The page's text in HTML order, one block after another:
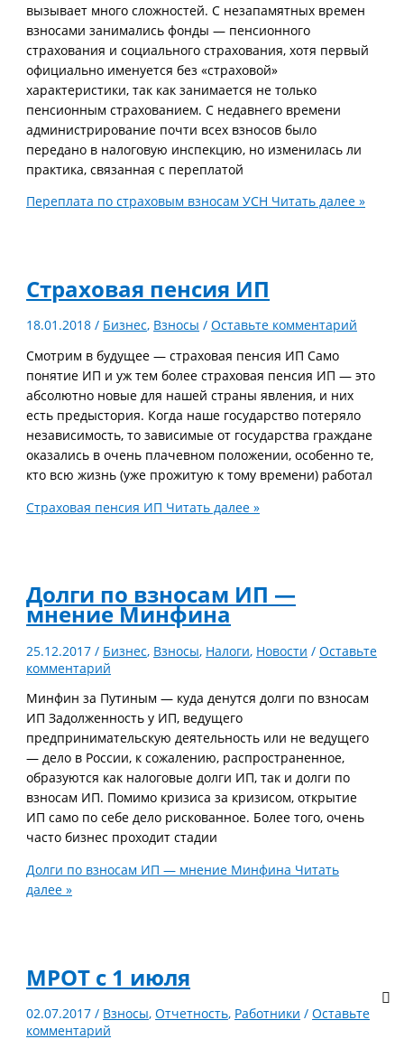
вызывает много сложностей. С незапамятных времен
взносами занимались фонды — пенсионного
страхования и социального страхования, хотя первый
официально именуется без «страховой»
характеристики, так как занимается не только
пенсионным страхованием. С недавнего времени
администрирование почти всех взносов было
передано в налоговую инспекцию, но изменилась ли
практика, связанная с переплатой
Переплата по страховым взносам УСН Читать далее »
Страховая пенсия ИП
18.01.2018/ Бизнес, Взносы /Оставьте комментарий
Смотрим в будущее — страховая пенсия ИП Само
понятие ИП и уж тем более страховая пенсия ИП — это
абсолютно новые для нашей страны явления, и них
есть предыстория. Когда наше государство потеряло
независимость, то зависимые от государства граждане
оказались в очень плачевном положении, особенно те,
кто всю жизнь (уже прожитую к тому времени) работал
Страховая пенсия ИП Читать далее »
Долги по взносам ИП —
мнение Минфина
25.12.2017/ Бизнес, Взносы, Налоги, Новости /Оставьте
комментарий
Минфин за Путиным — куда денутся долги по взносам
ИП Задолженность у ИП, ведущего
предпринимательскую деятельность или не ведущего
— дело в России, к сожалению, распространенное,
образуются как налоговые долги ИП, так и долги по
взносам ИП. Помимо кризиса за кризисом, открытие
ИП само по себе дело рискованное. Более того, очень
часто бизнес проходит стадии
Долги по взносам ИП — мнение Минфина Читать
далее »
МРОТ с 1 июля
02.07.2017/ Взносы,Отчетность, Работники /Оставьте
комментарий